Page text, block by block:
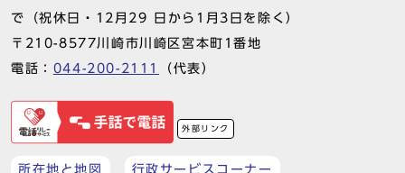
で（祝休日・12月29 日から1月3日を除く）
〒210-8577川崎市川崎区宮本町1番地
電話： 044-200-2111 （代表）
外部リンク
所在地と地図 行政サービスコーナー